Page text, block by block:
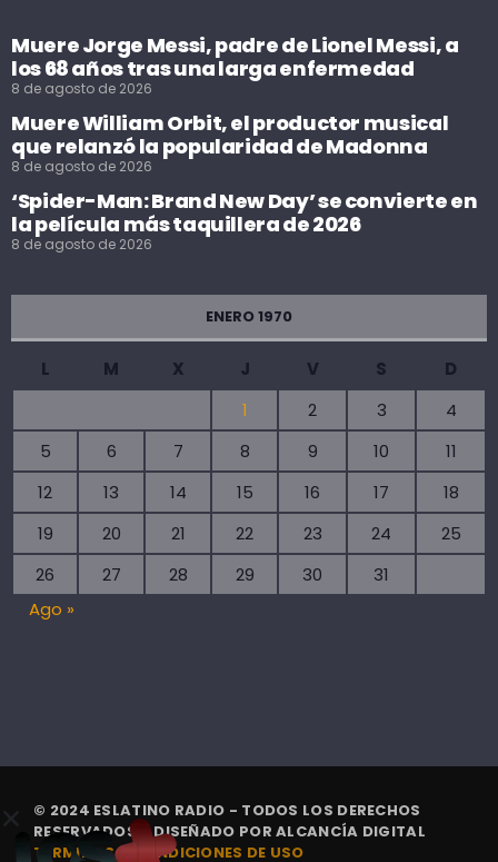
Muere Jorge Messi, padre de Lionel Messi, a
los 68 años tras una larga enfermedad
8 de agosto de 2026
Muere William Orbit, el productor musical
que relanzó la popularidad de Madonna
8 de agosto de 2026
‘Spider-Man: Brand New Day’ se convierte en
la película más taquillera de 2026
8 de agosto de 2026
ENERO 1970
L M X J V S
D
1
2 3
4
5
6 7 8 9 10
11
12
13 14 15 16 17
18
19
20 21 22 23 24
25
26
27 28 29 30
31
Ago »
© 2024 ESLATINO RADIO - TODOS LOS DERECHOS
RESERVADOS. | DISEÑADO PORALCANCÍA DIGITAL
TÉRMINOS Y CONDICIONES DE USO